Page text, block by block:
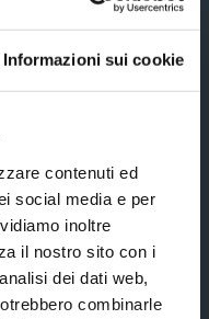
Informazioni sui cookie
contenuti ed
social media e per
inoltre
il nostro sito con i
dei dati web,
combinarle